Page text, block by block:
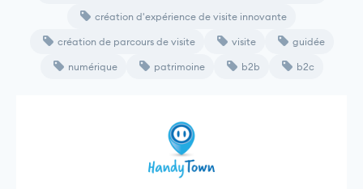
création d'expérience de visite innovante
création de parcours de visite visite guidée
numérique patrimoine b2b b2c